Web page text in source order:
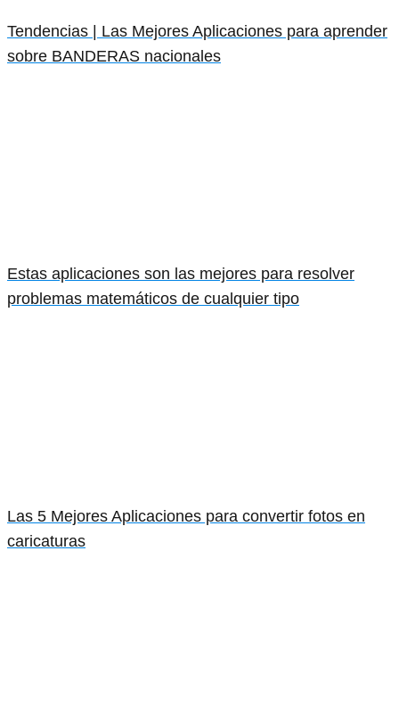
Tendencias | Las Mejores Aplicaciones para aprender
sobre BANDERAS nacionales
Estas aplicaciones son las mejores para resolver
problemas matemáticos de cualquier tipo
Las 5 Mejores Aplicaciones para convertir fotos en
caricaturas